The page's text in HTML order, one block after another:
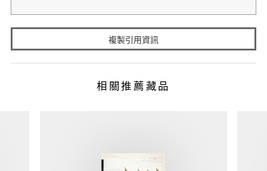
複製引用資訊
相關推薦藏品